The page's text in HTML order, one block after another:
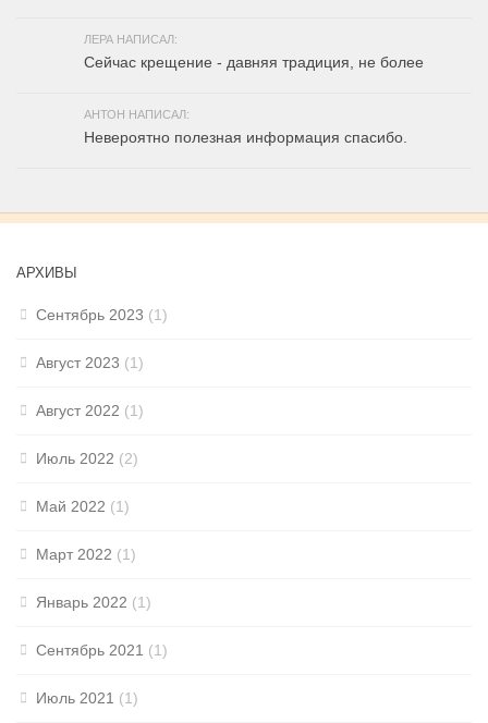
ЛЕРА НАПИСАЛ:
Сейчас крещение - давняя традиция, не более
АНТОН НАПИСАЛ:
Невероятно полезная информация спасибо.
АРХИВЫ
Сентябрь 2023 (1)
Август 2023 (1)
Август 2022 (1)
Июль 2022 (2)
Май 2022 (1)
Март 2022 (1)
Январь 2022 (1)
Сентябрь 2021 (1)
Июль 2021 (1)